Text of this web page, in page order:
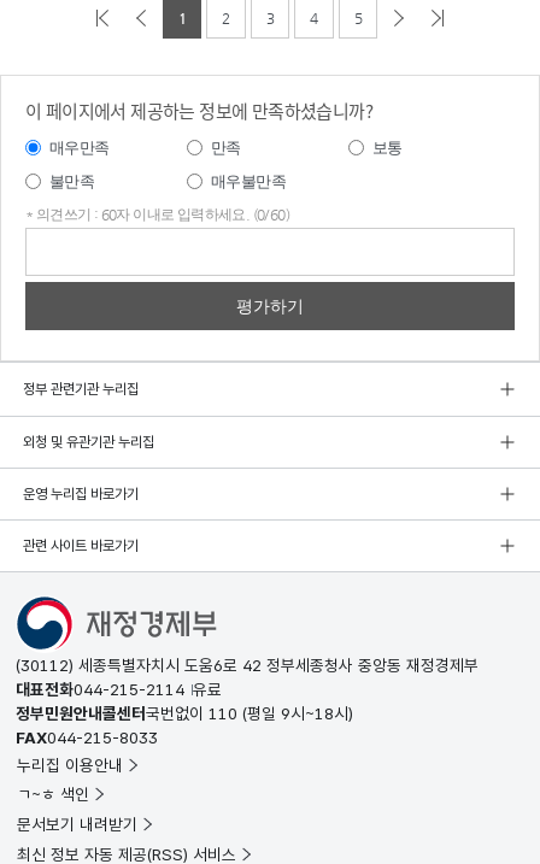
1 2 3 4 5
이 페이지에서 제공하는 정보에 만족하셨습니까?
매우만족 만족
보통
불만족
매우불만족
* 의견쓰기 : 60자 이내로 입력하세요. (0/60)
정부 관련기관 누리집
외청 및 유관기관 누리집
운영 누리집 바로가기
관련 사이트 바로가기
(30112) 세종특별자치시 도움6로 42 정부세종청사 중앙동 재정경제부
대표전화044-215-2114 유료
정부민원안내콜센터국번없이 110 (평일 9시~18시)
FAX044-215-8033
누리집 이용안내
ㄱ~ㅎ 색인
문서보기 내려받기
최신 정보 자동 제공(RSS) 서비스